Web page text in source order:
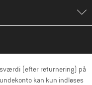
(efter returnering) på
kan kun indløses